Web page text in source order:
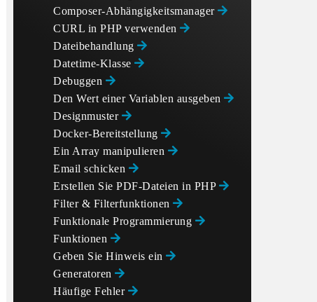
Composer-Abhängigkeitsmanager
CURL in PHP verwenden
Dateibehandlung
Datetime-Klasse
Debuggen
Den Wert einer Variablen ausgeben
Designmuster
Docker-Bereitstellung
Ein Array manipulieren
Email schicken
Erstellen Sie PDF-Dateien in PHP
Filter & Filterfunktionen
Funktionale Programmierung
Funktionen
Geben Sie Hinweis ein
Generatoren
Häufige Fehler